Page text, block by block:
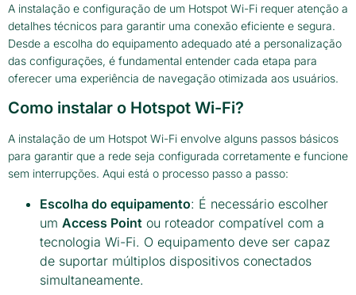
A instalação e configuração de um Hotspot Wi-Fi requer atenção a
detalhes técnicos para garantir uma conexão eficiente e segura.
Desde a escolha do equipamento adequado até a personalização
das configurações, é fundamental entender cada etapa para
oferecer uma experiência de navegação otimizada aos usuários.
Como instalar o Hotspot Wi-Fi?
A instalação de um Hotspot Wi-Fi envolve alguns passos básicos
para garantir que a rede seja configurada corretamente e funcione
sem interrupções. Aqui está o processo passo a passo:
Escolha do equipamento: É necessário escolher
um Access Point ou roteador compatível com a
tecnologia Wi-Fi. O equipamento deve ser capaz
de suportar múltiplos dispositivos conectados
simultaneamente.